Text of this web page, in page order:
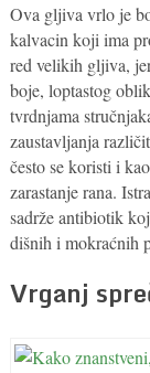
Ova gljiva vrlo je
kalvacin koji ima
red velikih gljiva,
boje, loptastog
tvrdnjama
zaustavljanja
često se koristi i
zarastanje rana.
sadrže antibiotik
dišnih i mokraćnih
Vrganj